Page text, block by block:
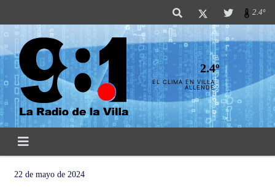
2.4º
2.4º
EL CLIMA EN VILLA
ALLENDE
22 de mayo de 2024